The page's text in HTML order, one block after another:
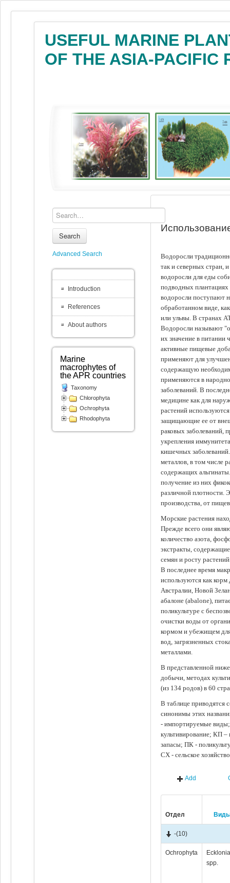
USEFUL MARINE
OF THE ASIA-PACIFIC
Водоросли
так и северных стран,
водоросли для еды
подводных
водоросли поступают
обработанном виде,
или ульвы. В странах
Водоросли называют
их значение в питании
активные пищевые
применяют для
содержащую
применяются в
заболеваний. В
медицине как для
растений
защищающие ее от
раковых заболеваний,
укрепления
кишечных
металлов, в том числе
содержащих
получение из них
различной плотности.
производства, от
Морские растения
Прежде всего они
количество азота,
экстракты,
семян и росту
В последнее время
используются как
Австралии, Новой
абалоне (abalone),
поликультуре с
очистки воды от
кормом и убежищем
вод, загрязненных
металлами.
В представленной
добычи, методах
(из 134 родов) в 60
В таблице приводятся
синонимы этих
- импортируемые
культивирование; КП
запасы; ПК -
СХ - сельское
Add
Отдел
-(10)
Ochrophyta
spp.
Search
Advanced Search
Introduction
References
About authors
Marine
macrophytes of
the APR countries
Taxonomy
Chlorophyta
Ochrophyta
Rhodophyta